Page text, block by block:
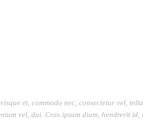
et, commodo nec, consectetur vel,
vel, dui. Cras ipsum diam, hendrerit id,